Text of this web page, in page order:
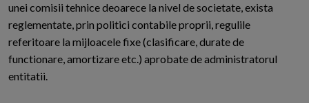
unei comisii tehnice deoarece la nivel de societate, exista
reglementate, prin politici contabile proprii, regulile
referitoare la mijloacele fixe (clasificare, durate de
functionare, amortizare etc.) aprobate de administratorul
entitatii.